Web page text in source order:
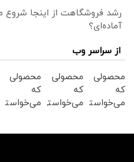
رشد فروشگاهت از اینجا شروع
آماده‌ای؟
از سراسر وب
محصولی
که
می‌خواستی
محصولی
که
می‌خواستی
محصولی
که
می‌خواستی